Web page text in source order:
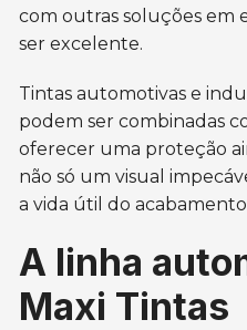
com outras soluções em
ser excelente.
Tintas automotivas e
podem ser combinadas
oferecer uma proteção
não só um visual
a vida útil do
A linha
Maxi Tintas